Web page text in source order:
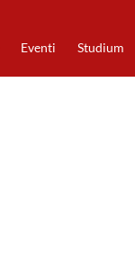
Eventi Studium